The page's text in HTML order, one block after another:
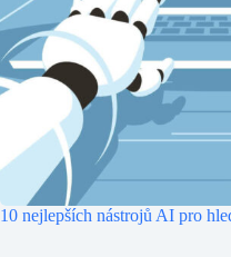
10 nejlepších nástrojů AI pro